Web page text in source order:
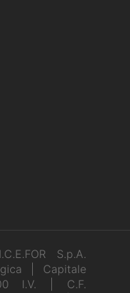
S.p.A.
| Capitale
I.V. | C.F.